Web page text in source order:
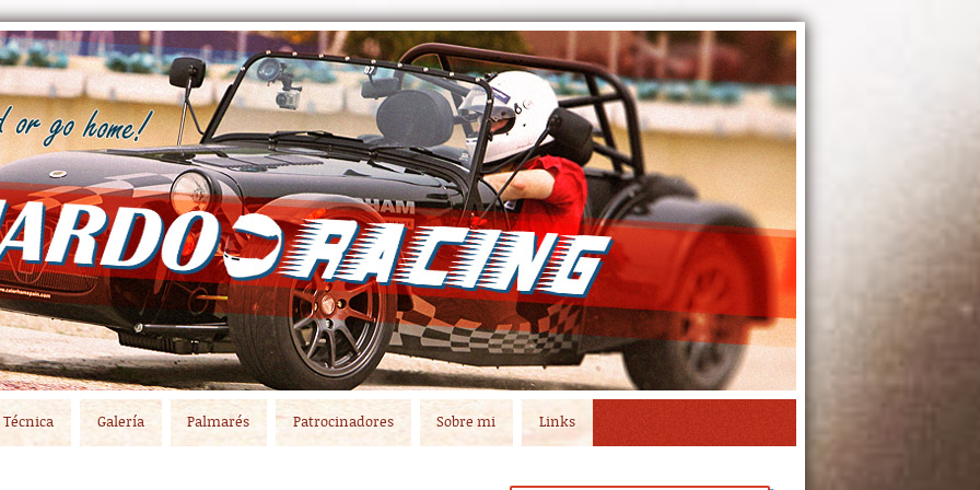
Técnica Galería Palmarés Patrocinadores Sobre mi Links